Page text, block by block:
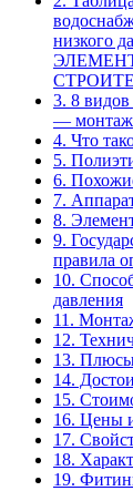
низкого
3. 8
— монтаж
4. Что
5.
6.
7.
8.
9.
правила
10.
давления
11.
12.
13.
14.
15.
16. Цены
17.
18.
19.